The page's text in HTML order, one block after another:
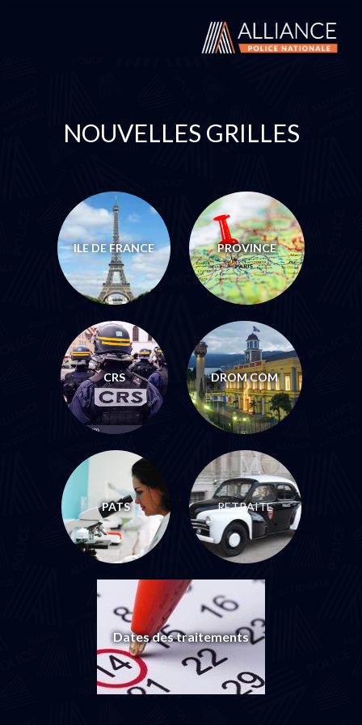
NOUVELLES GRILLES
ILE DE FRANCE PROVINCE
CRS DROM COM
PATS RETRAITE
Dates des traitements